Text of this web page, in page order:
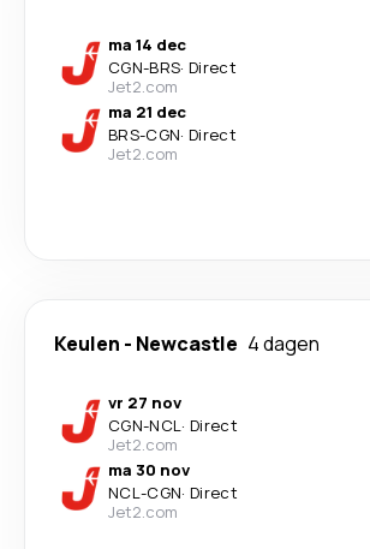
ma 14 dec
CGN-BRS· Direct
Jet2.com
ma 21 dec
BRS-CGN· Direct
Jet2.com
Keulen - Newcastle 4 dagen
vr 27 nov
CGN-NCL· Direct
Jet2.com
ma 30 nov
NCL-CGN· Direct
Jet2.com